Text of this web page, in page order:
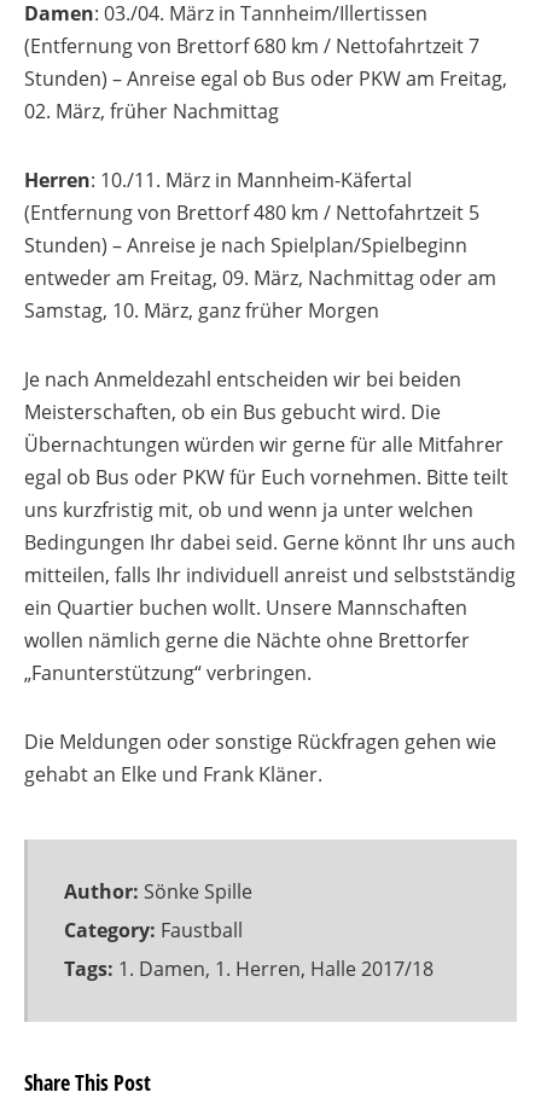
Damen: 03./04. März in Tannheim/Illertissen
(Entfernung von Brettorf 680 km / Nettofahrtzeit 7
Stunden) – Anreise egal ob Bus oder PKW am Freitag,
02. März, früher Nachmittag
Herren: 10./11. März in Mannheim-Käfertal
(Entfernung von Brettorf 480 km / Nettofahrtzeit 5
Stunden) – Anreise je nach Spielplan/Spielbeginn
entweder am Freitag, 09. März, Nachmittag oder am
Samstag, 10. März, ganz früher Morgen
Je nach Anmeldezahl entscheiden wir bei beiden
Meisterschaften, ob ein Bus gebucht wird. Die
Übernachtungen würden wir gerne für alle Mitfahrer
egal ob Bus oder PKW für Euch vornehmen. Bitte teilt
uns kurzfristig mit, ob und wenn ja unter welchen
Bedingungen Ihr dabei seid. Gerne könnt Ihr uns auch
mitteilen, falls Ihr individuell anreist und selbstständig
ein Quartier buchen wollt. Unsere Mannschaften
wollen nämlich gerne die Nächte ohne Brettorfer
„Fanunterstützung“ verbringen.
Die Meldungen oder sonstige Rückfragen gehen wie
gehabt an Elke und Frank Kläner.
Author: Sönke Spille
Category: Faustball
Tags: 1. Damen, 1. Herren, Halle 2017/18
Share This Post